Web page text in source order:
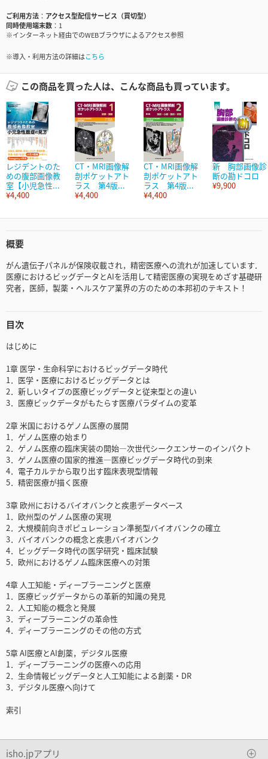
ご利用方法
アクセス型配信サービス（買切型）
同時使用端末数
1
※インターネット経由でのWEBブラウザによるアクセス参照
※導入・利用方法の詳細はこちら
この商品を買った人は、こんな商品も買っています。
レジデントのた
めの腹部画像教
室【小児急性...
¥4,400
CT・MRI画像解
剖ポケットアト
ラス 第4版...
¥4,400
CT・MRI画像解
剖ポケットアト
ラス 第4版...
¥4,400
新 胸部画像診
断の勘ドコロ
¥9,900
概要
がん遺伝子パネルが保険収載され，精密医療への流れが加速しています．
医療におけるビッグデータとAIを活用して精密医療の実現をめざす基礎研
究者，医師，製薬・ヘルスケア業界の方のための本邦初のテキスト！
目次
はじめに
1章 医学・生命科学におけるビッグデータ時代
1．医学・医療におけるビッグデータとは
2．新しいタイプの医療ビッグデータと従来型との違い
3．医療ビックデータがもたらす医療パラダイムの変革
2章 米国におけるゲノム医療の展開
1．ゲノム医療の始まり
2．ゲノム医療の臨床実装の開始―次世代シークエンサーのインパクト
3．ゲノム医療の国家的推進―医療ビッグデータ時代の到来
4．電子カルテから取り出す臨床表現型情報
5．精密医療が描く医療
3章 欧州におけるバイオバンクと疾患データベース
1．欧州型のゲノム医療の実現
2．大規模前向きポピュレーション準拠型バイオバンクの確立
3．バイオバンクの概念と疾患バイオバンク
4．ビッグデータ時代の医学研究・臨床試験
5．欧州におけるゲノム臨床医療への対策
4章 人工知能・ディープラーニングと医療
1．医療ビッグデータからの革新的知識の発見
2．人工知能の概念と発展
3．ディープラーニングの革命性
4．ディープラーニングのその他の方式
5章 AI医療とAI創薬，デジタル医療
1．ディープラーニングの医療への応用
2．生命情報ビッグデータと人工知能による創薬・DR
3．デジタル医療へ向けて
索引
isho.jpアプリ